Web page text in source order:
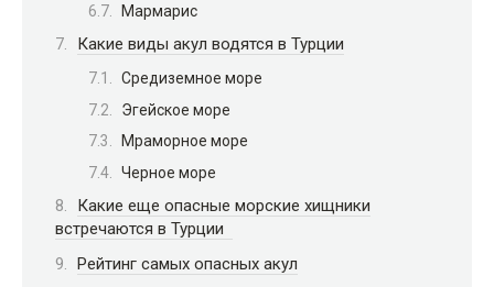
Мармарис
Какие виды акул водятся в Турции
Средиземное море
Эгейское море
Мраморное море
Черное море
Какие еще опасные морские хищники
встречаются в Турции
Рейтинг самых опасных акул